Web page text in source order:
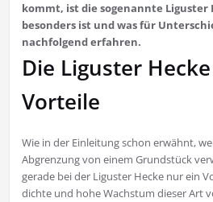
kommt, ist die sogenannte Liguster
besonders ist und was für
nachfolgend erfahren.
Die Liguster
Vorteile
Wie in der Einleitung schon erwähnt,
Abgrenzung von einem Grundstück
gerade bei der Liguster Hecke nur ein
dichte und hohe Wachstum dieser Art